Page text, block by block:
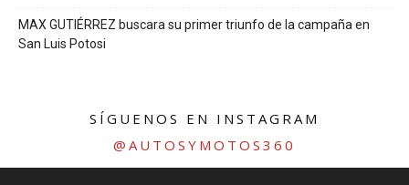
MAX GUTIÉRREZ buscara su primer triunfo de la campaña en
San Luis Potosi
SÍGUENOS EN INSTAGRAM
@AUTOSYMOTOS360